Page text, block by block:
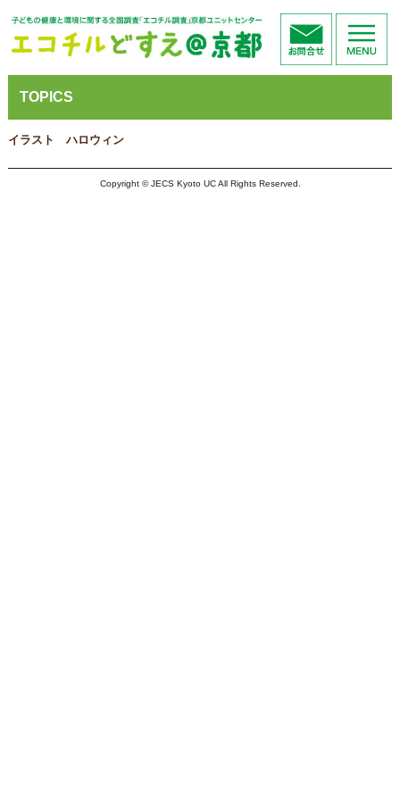
TOPICS
イラスト ハロウィン
Copyright © JECS Kyoto UC All Rights Reserved.